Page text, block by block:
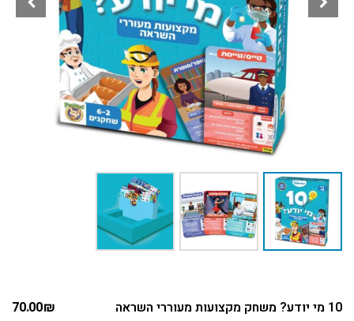
10 מי יודע? משחק מקצועות מעוררי השראה 70.00₪